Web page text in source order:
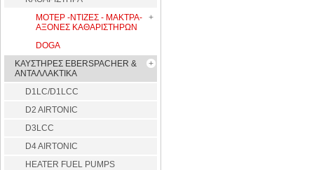
ΜΟΤΕΡ -ΝΤΙΖΕΣ - ΜΑΚΤΡΑ-
ΑΞΟΝΕΣ ΚΑΘΑΡΙΣΤΗΡΩΝ
DOGA
ΚΑΥΣΤΗΡΕΣ EBERSPACHER &
ΑΝΤΑΛΛΑΚΤΙΚΑ
D1LC/D1LCC
D2 AIRTONIC
D3LCC
D4 AIRTONIC
HEATER FUEL PUMPS